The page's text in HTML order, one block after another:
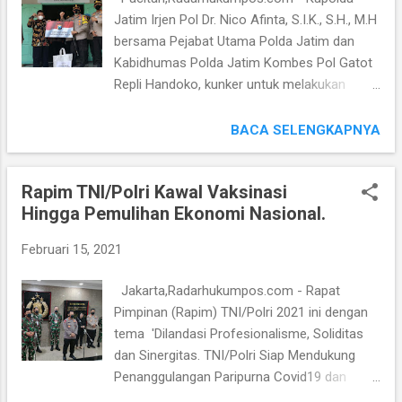
personil untuk bisa membantu dalam proses
Pencarian Korban Tanah Longsor yang
masih belum ditemukan. Disamping itu
proses Pembersihan Pasca Banjir di area
Longsor di Dusun Selopuro itu. " Hari ini
berangkat ke Nganjuk, bersama 100 Personil
dan sembako untuk meringankan beban
bantuan melakukan pencarian korban tan...
Jatim Irjen Pol Dr. Nico Afinta, S.I.K., S.H., M.H
bersama Pejabat Utama Polda Jatim dan
Kabidhumas Polda Jatim Kombes Pol Gatot
Repli Handoko, kunker untuk melakukan
Tangguh Semeru (KTS) di Desa Sumberharjo,
Kabupaten Pacitan, Jatim, Minggu 14
Februari 2021. Kunker di Posko KTS ini,
Kapolda Jatim dan rombongan langsung
melihat kesiapan pelaksanaan dari instruksi
Pemberlakuan Pembatasan Kegiatan
Pembentukan Posko Penanganan Covid19 di
Tingkat Desa maupun di Tingkat Kelurahan,
khususnya di Desa Sumberharjo, Kabupaten
Pacitan. Nico melakukan pengecekan pada
Ruangan, baik ditempat isolasi, Dapur Umum,
BACA SELENGKAPNYA
Rapim TNI/Polri Kawal Vaksinasi
Hingga Pemulihan Ekonomi Nasional.
Februari 15, 2021
Jakarta,Radarhukumpos.com - Rapat
Pimpinan (Rapim) TNI/Polri 2021 ini dengan
tema 'Dilandasi Profesionalisme, Soliditas
dan Sinergitas. TNI/Polri Siap Mendukung
Penanggulangan Paripurna Covid19 dan